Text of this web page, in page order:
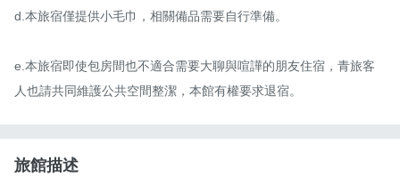
d.本旅宿僅提供小毛巾，相關備品需要自行準備。
e.本旅宿即使包房間也不適合需要大聊與喧譁的朋友住宿，青旅客
人也請共同維護公共空間整潔，本館有權要求退宿。
旅館描述